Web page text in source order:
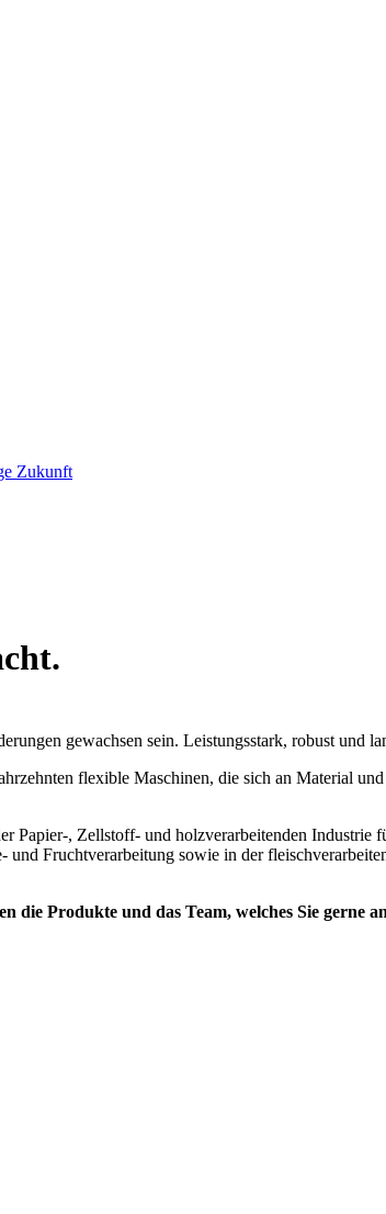
Zukunft
gewachsen sein. Leistungsstark, robust
flexible Maschinen, die sich an Material
Papier-, Zellstoff- und holzverarbeitenden
und Fruchtverarbeitung sowie in der
die Produkte und das Team, welches Sie